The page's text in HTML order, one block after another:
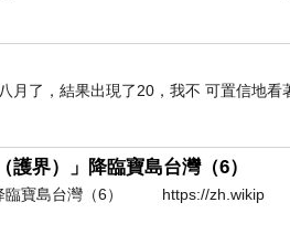
了，結果出現了20，我不 可置信地看
界）」降臨寶島台灣（6）
降臨寶島台灣（6） https://zh.wikip